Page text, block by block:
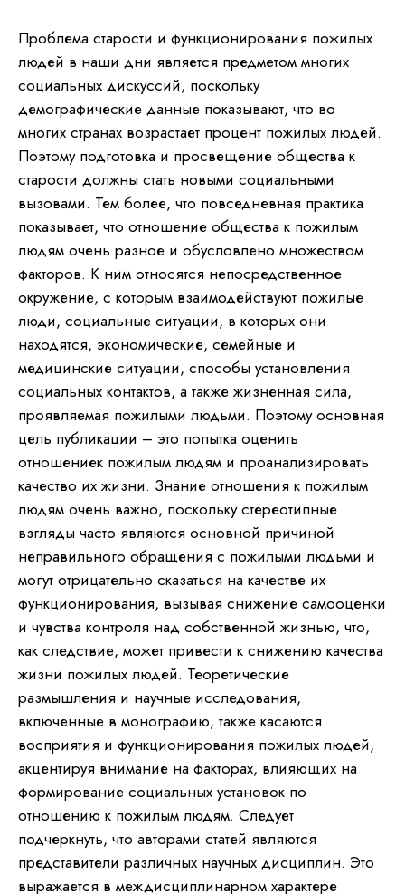
Проблема старости и функционирования пожилых
людей в наши дни является предметом многих
социальных дискуссий, поскольку
демографические данные показывают, что во
многих странах возрастает процент пожилых людей.
Поэтому подготовка и просвещение общества к
старости должны стать новыми социальными
вызовами. Тем более, что повседневная практика
показывает, что отношение общества к пожилым
людям очень разное и обусловлено множеством
факторов. К ним относятся непосредственное
окружение, с которым взаимодействуют пожилые
люди, социальные ситуации, в которых они
находятся, экономические, семейные и
медицинские ситуации, способы установления
социальных контактов, а также жизненная сила,
проявляемая пожилыми людьми. Поэтому основная
цель публикации – это попытка оценить
отношениек пожилым людям и проанализировать
качество их жизни. Знание отношения к пожилым
людям очень важно, поскольку стереотипные
взгляды часто являются основной причиной
неправильного обращения с пожилыми людьми и
могут отрицательно сказаться на качестве их
функционирования, вызывая снижение самооценки
и чувства контроля над собственной жизнью, что,
как следствие, может привести к снижению качества
жизни пожилых людей. Теоретические
размышления и научные исследования,
включенные в монографию, также касаются
восприятия и функционирования пожилых людей,
акцентируя внимание на факторах, влияющих на
формирование социальных установок по
отношению к пожилым людям. Следует
подчеркнуть, что авторами статей являются
представители различных научных дисциплин. Это
выражается в междисциплинарном характере